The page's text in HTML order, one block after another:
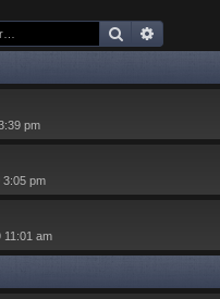
Rechercher
pm
3:05 pm
11:01 am